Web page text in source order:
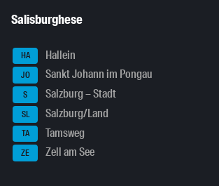
Salisburghese
HA Hallein
JO Sankt Johann im Pongau
S Salzburg – Stadt
SL Salzburg/Land
TA Tamsweg
ZE Zell am See